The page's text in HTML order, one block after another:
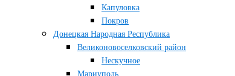
Капуловка
Покров
Донецкая Народная Республика
Великоновоселковский район
Нескучное
Мариуполь